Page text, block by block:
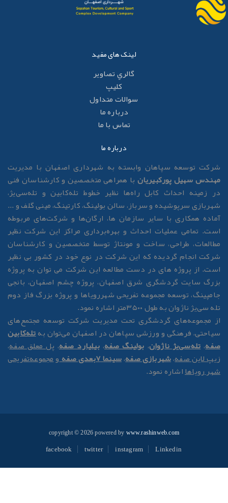
لینک های مفید
گالري تصاوير
کليپ
سوالات متداول
درباره ما
تماس با ما
درباره ما
شرکت توسعه سپاهان وابسته به شهرداری اصفهان با مدیریت
مهندس سهیل پورکبیریانبا همراهی متخصصین و کارشناسان فنی
در زمینه احداث کابل راه‌ها نظیر خطوط تله‌کابین و تله‌سی‌یژ،
شهربازی سرپوشیده و سرباز، سالن بولینگ، کارتینگ، مینی گلف و ...
آماده همکاری با سایر سازمان ها، ارگان‌ها و شرکت‌های مربوطه
است. تمامی عملیات احداث و بهره‌برداری مراکز این شرکت نظیر
مطالعات، طراحی، ساخت و مونتاژ توسط متخصصین و کارشناسان
شرکت انجام گردیده که این شرکت در نوع خود در کشور بی نظیر
است. از پروژه های در دست مطالعه این شرکت می توان به پروژه
بزرگ سایت گردشگری شرق اصفهان، پروژه چشم اصفهان، بانجی
جامپینگ، توسعه مجموعه تفریحی شهررویاها و پروژه بزرگ فاز دوم
تله سی‌یژ ناژوان به طول ۳۵۰۰متر اشاره نمود.
از مجموعه‌های گردشگری تحت مدیریت شرکت توسعه مجتمع‌های
سیاحتی، فرهنگی و ورزشی سپاهان در اصفهان می‌توان بهتله‌کابین
،تله‌سی‌یژ ناژوان،بولینگ صفه،بیلیارد صفه،پل معلق صفه،
زیپ لاین صفه،شهربازی صفه،سینما 7بعدی صفه ومجموعه‌تفریحی
شهر رویاهااشاره نمود.
copyright © 2026 powered bywww.rashinweb.com
facebook twitter instagram Linkedin